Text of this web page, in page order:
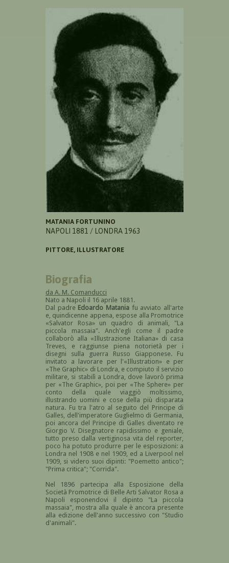
MATANIA FORTUNINO
NAPOLI 1881 / LONDRA 1963
PITTORE, ILLUSTRATORE
Biografia
da A. M. Comanducci
Nato a Napoli il 16 aprile 1881.
Dal padre Edoardo Matania fu avviato all'arte
e, quindicenne appena, espose alla Promotrice
«Salvator Rosa» un quadro di animali, "La
piccola massaia". Anch'egli come il padre
collaborò alla «Illustrazione Italiana» di casa
Treves, e raggiunse piena notorietà per i
disegni sulla guerra Russo Giapponese. Fu
invitato a lavorare per l'«Illustration» e per
«The Graphic» di Londra, e compiuto il servizio
militare, si stabilì a Londra, dove lavorò prima
per «The Graphic», poi per «The Sphere» per
conto della quale viaggiò moltissimo,
illustrando uomini e cose della più disparata
natura. Fu tra l'atro al seguito del Principe di
Galles, dell'imperatore Guglielmo di Germania,
poi ancora del Principe di Galles diventato re
Giorgio V. Disegnatore rapidissimo e geniale,
tutto preso dalla vertiginosa vita del reporter,
poco ha potuto produrre per le esposizioni: a
Londra nel 1908 e nel 1909, ed a Liverpool nel
1909, si videro suoi dipinti: "Poemetto antico";
"Prima critica"; "Corrida".
Nel 1896 partecipa alla Esposizione della
Società Promotrice di Belle Arti Salvator Rosa a
Napoli esponendovi il dipinto "La piccola
massaia", mostra alla quale è ancora presente
alla edizione dell'anno successivo con "Studio
d'animali".